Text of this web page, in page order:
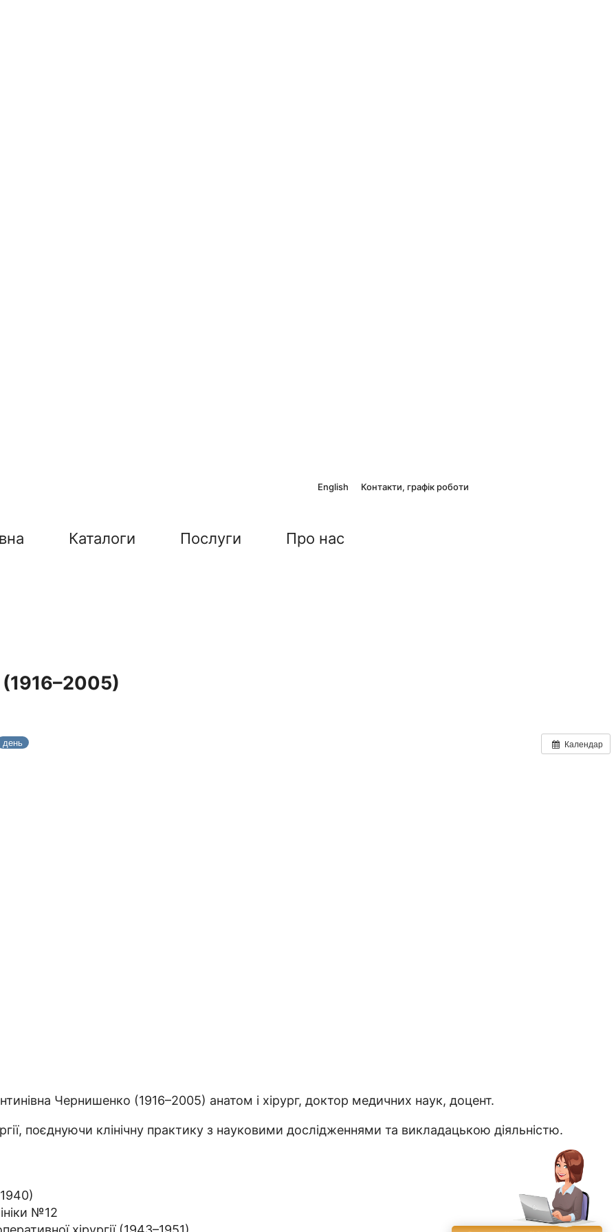
English Контакти, графік роботи
Каталоги Послуги Про нас
(1916–2005)
Календар
день
Чернишенко (1916–2005) анатом і хірург, доктор медичних наук, доцент.
поєднуючи клінічну практику з науковими дослідженнями та викладацькою діяльністю.
№12